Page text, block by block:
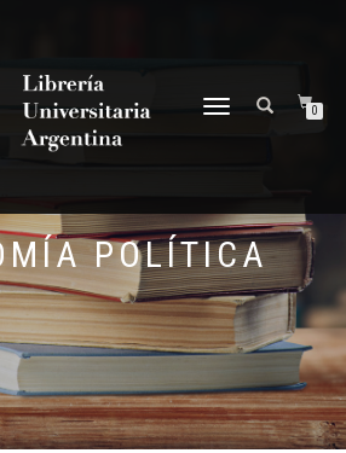
NAVEGACIÓN
0
POLÍTICA